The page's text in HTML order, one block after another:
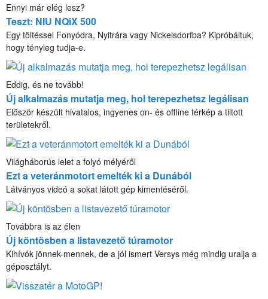
Ennyi már elég lesz?
Teszt: NIU NQiX 500
Egy töltéssel Fonyódra, Nyitrára vagy Nickelsdorfba? Kipróbáltuk,
hogy tényleg tudja-e.
Eddig, és ne tovább!
Új alkalmazás mutatja meg, hol terepezhetsz legálisan
Először készült hivatalos, ingyenes on- és offline térkép a tiltott
területekről.
Világháborús lelet a folyó mélyéről
Ezt a veteránmotort emelték ki a Dunából
Látványos videó a sokat látott gép kimentéséről.
Továbbra is az élen
Új köntösben a listavezető túramotor
Kihívók jönnek-mennek, de a jól ismert Versys még mindig uralja a
géposztályt.